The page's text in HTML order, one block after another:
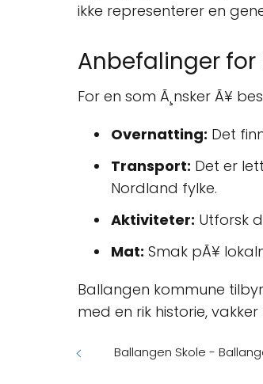
ikke representerer en
Anbefalinger for
For en som Ã¸nsker Ã¥
Overnatting: Det
Transport: Det er
Nordland fylke.
Aktiviteter: Utforsk
Mat: Smak pÃ¥
Ballangen kommune
med en rik historie,
Ballangen Skole -